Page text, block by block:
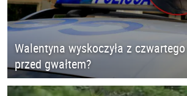
Walentyna wyskoczyła z
przed gwałtem?